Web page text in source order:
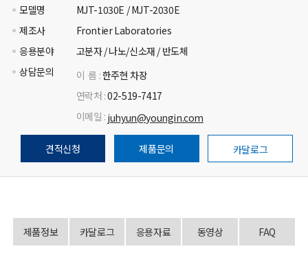
모델명
MJT-1030E / MJT-2030E
제조사
Frontier Laboratories
응용분야
고분자 / 나노/신소재 / 반도체
상담문의
이 름 :한주현 차장
연락처 :02-519-7417
이메일 : juhyun@youngin.com
견적신청 제품문의 카달로그
제품정보 카달로그 응용자료 동영상 FAQ